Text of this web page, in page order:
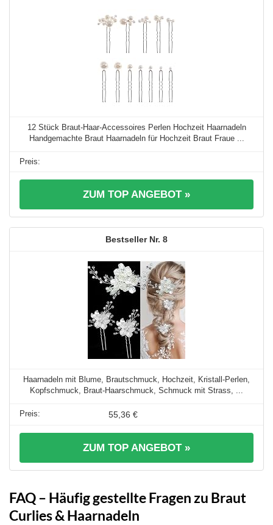
12 Stück Braut-Haar-Accessoires Perlen Hochzeit Haarnadeln
Handgemachte Braut Haarnadeln für Hochzeit Braut Fraue ...
ZUM TOP ANGEBOT »
8
Haarnadeln mit Blume, Brautschmuck, Hochzeit, Kristall-Perlen,
Kopfschmuck, Braut-Haarschmuck, Schmuck mit Strass, ...
55,36 €
ZUM TOP ANGEBOT »
FAQ – Häufig gestellte Fragen zu Braut
Curlies & Haarnadeln